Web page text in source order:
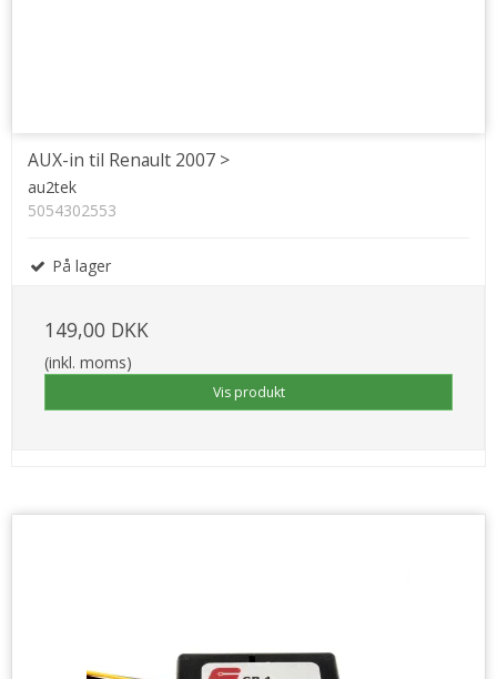
AUX-in til Renault 2007 >
au2tek
5054302553
På lager
149,00 DKK
(inkl. moms)
Vis produkt